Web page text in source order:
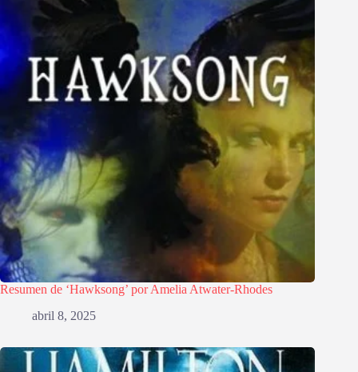
Resumen de ‘Hawksong’ por Amelia Atwater-Rhodes
abril 8, 2025